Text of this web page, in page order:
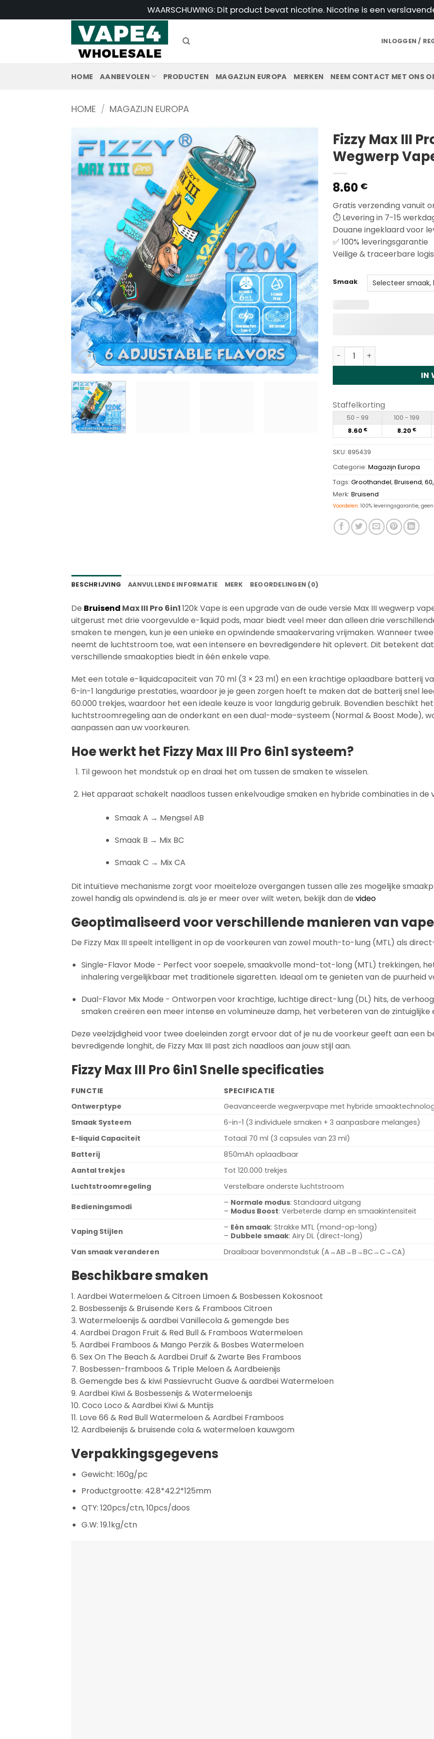
naar
WAARSCHUWING: Dit product bevat nicotine. Nicotine is een
INLOGGEN /
HOME AANBEVOLEN PRODUCTEN MAGAZIJN EUROPA MERKEN NEEM CONTACT MET ONS
HOME / MAGAZIJN EUROPA
Fizzy Max III
Wegwerp
8.60 €
Gratis verzending vanuit
⏱️ Levering in 7-15
Douane ingeklaard voor
✅ 100% leveringsgarantie
Veilige & traceerbare
Smaak
Fizzy Max III Pro 6in1
IN
Staffelkorting
50 - 99
100 - 199
8.60 € 8.20 €
SKU: 895439
Categorie: Magazijn Europa
Tags: Groothandel, Bruisend,
Merk: Bruisend
Voordelen: 100% leveringsgarantie,
BESCHRIJVING AANVULLENDE INFORMATIE MERK BEOORDELINGEN (0)
De Bruisend Max III Pro 6in1120k Vape is een upgrade van de oude versie Max III wegwerp
uitgerust met drie voorgevulde e-liquid pods, maar biedt veel meer dan alleen drie
smaken te mengen, kun je een unieke en opwindende smaakervaring vrijmaken. Wanneer
neemt de luchtstroom toe, wat een intensere en bevredigendere hit oplevert. Dit betekent
verschillende smaakopties biedt in één enkele vape.
Met een totale e-liquidcapaciteit van 70 ml (3 × 23 ml) en een krachtige oplaadbare batterij
6-in-1 langdurige prestaties, waardoor je je geen zorgen hoeft te maken dat de batterij snel
60.000 trekjes, waardoor het een ideale keuze is voor langdurig gebruik. Bovendien beschikt
luchtstroomregeling aan de onderkant en een dual-mode-systeem (Normal & Boost Mode),
aanpassen aan uw voorkeuren.
Hoe werkt het Fizzy Max III Pro 6in1 systeem?
Til gewoon het mondstuk op en draai het om tussen de smaken te wisselen.
Het apparaat schakelt naadloos tussen enkelvoudige smaken en hybride combinaties in de
Smaak A → Mengsel AB
Smaak B → Mix BC
Smaak C → Mix CA
Dit intuïtieve mechanisme zorgt voor moeiteloze overgangen tussen alle zes mogelijke
zowel handig als opwindend is. als je er meer over wilt weten, bekijk dan de video
Geoptimaliseerd voor verschillende manieren van
De Fizzy Max III speelt intelligent in op de voorkeuren van zowel mouth-to-lung (MTL) als
Single-Flavor Mode - Perfect voor soepele, smaakvolle mond-tot-long (MTL) trekkingen,
inhalering vergelijkbaar met traditionele sigaretten. Ideaal om te genieten van de puurheid
Dual-Flavor Mix Mode - Ontworpen voor krachtige, luchtige direct-lung (DL) hits, de
smaken creëren een meer intense en volumineuze damp, het verbeteren van de zintuiglijke
Deze veelzijdigheid voor twee doeleinden zorgt ervoor dat of je nu de voorkeur geeft aan een
bevredigende longhit, de Fizzy Max III past zich naadloos aan jouw stijl aan.
Fizzy Max III Pro 6in1 Snelle specificaties
FUNCTIE
SPECIFICATIE
Ontwerptype
Geavanceerde wegwerpvape met hybride
Smaak Systeem
6-in-1 (3 individuele smaken + 3 aanpasbare melanges)
E-liquid Capaciteit
Totaal 70 ml (3 capsules van 23 ml)
Batterij
850mAh oplaadbaar
Aantal trekjes
Tot 120.000 trekjes
Luchtstroomregeling
Verstelbare onderste luchtstroom
Bedieningsmodi – Normale modus: Standaard uitgang
– Modus Boost: Verbeterde damp en smaakintensiteit
Vaping Stijlen – Eén smaak: Strakke MTL (mond-op-long)
– Dubbele smaak: Airy DL (direct-long)
Van smaak veranderen
Draaibaar bovenmondstuk (A→AB→B→BC→C→CA)
Beschikbare smaken
1. Aardbei Watermeloen & Citroen Limoen & Bosbessen Kokosnoot
2. Bosbessenijs & Bruisende Kers & Framboos Citroen
3. Watermeloenijs & aardbei Vanillecola & gemengde bes
4. Aardbei Dragon Fruit & Red Bull & Framboos Watermeloen
5. Aardbei Framboos & Mango Perzik & Bosbes Watermeloen
6. Sex On The Beach & Aardbei Druif & Zwarte Bes Framboos
7. Bosbessen-framboos & Triple Meloen & Aardbeienijs
8. Gemengde bes & kiwi Passievrucht Guave & aardbei Watermeloen
9. Aardbei Kiwi & Bosbessenijs & Watermeloenijs
10. Coco Loco & Aardbei Kiwi & Muntijs
11. Love 66 & Red Bull Watermeloen & Aardbei Framboos
12. Aardbeienijs & bruisende cola & watermeloen kauwgom
Verpakkingsgegevens
Gewicht: 160g/pc
Productgrootte: 42.8*42.2*125mm
QTY: 120pcs/ctn, 10pcs/doos
G.W: 19.1kg/ctn